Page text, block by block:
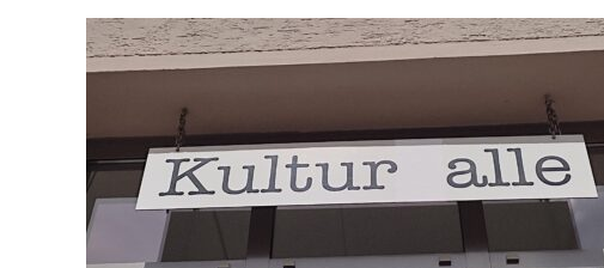
Liste
von
die
auch
auf
deinem
Balkon
gedeiht